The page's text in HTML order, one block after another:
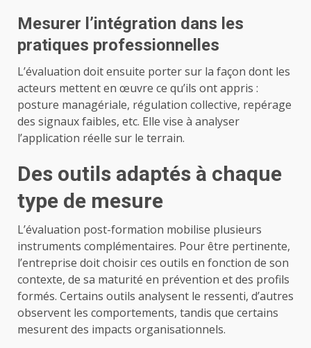
Mesurer l’intégration dans les
pratiques professionnelles
L’évaluation doit ensuite porter sur la façon dont les
acteurs mettent en œuvre ce qu’ils ont appris :
posture managériale, régulation collective, repérage
des signaux faibles, etc. Elle vise à analyser
l’application réelle sur le terrain.
Des outils adaptés à chaque
type de mesure
L’évaluation post-formation mobilise plusieurs
instruments complémentaires. Pour être pertinente,
l’entreprise doit choisir ces outils en fonction de son
contexte, de sa maturité en prévention et des profils
formés. Certains outils analysent le ressenti, d’autres
observent les comportements, tandis que certains
mesurent des impacts organisationnels.